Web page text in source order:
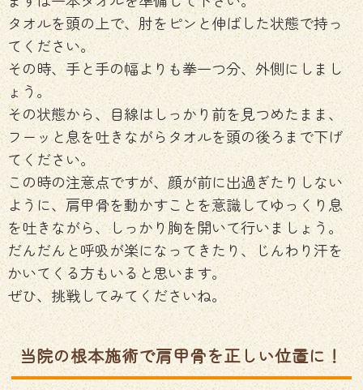
タオルを頭の上で、肘をピンと伸ばした状態で持っ
てください。
その時、手と手の幅よりも拳一つ分、外側にしまし
ょう。
その状態から、目線はしっかり前を見つめたまま、
フーッと息を吐きながらタオルを頭の後ろまで下げ
てください。
この時の注意点ですが、顔が前に出過ぎたりしない
ように、肩甲骨を動かすことを意識してゆっくり息
を吐きながら、しっかり胸を開いて行いましょう。
だんだんと呼吸が楽になってきたり、じんわり汗を
かいてくる方もいると思います。
ぜひ、挑戦してみてくださいね。
当院の根本施術で肩甲骨を正しい位置に！